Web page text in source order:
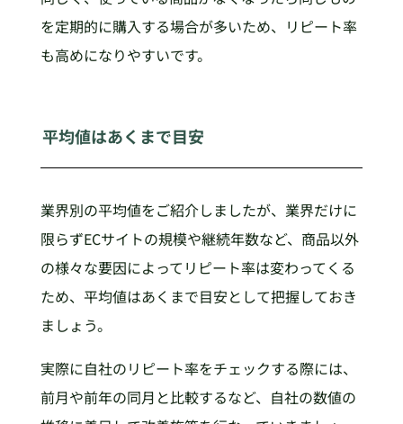
を定期的に購入する場合が多いため、リピート率
も高めになりやすいです。
平均値はあくまで目安
業界別の平均値をご紹介しましたが、業界だけに
限らずECサイトの規模や継続年数など、商品以外
の様々な要因によってリピート率は変わってくる
ため、平均値はあくまで目安として把握しておき
ましょう。
実際に自社のリピート率をチェックする際には、
前月や前年の同月と比較するなど、自社の数値の